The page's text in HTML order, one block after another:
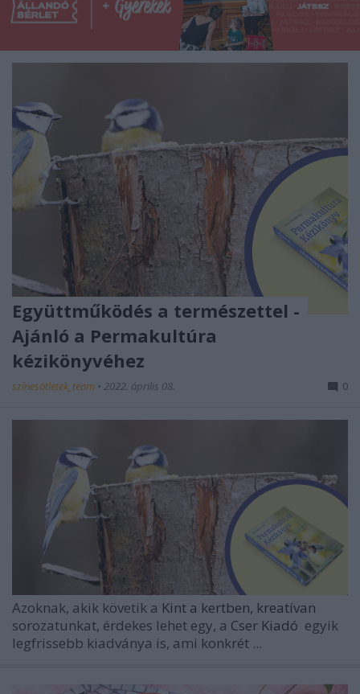
Együttműködés a természettel -
Ajánló a Permakultúra
kézikönyvéhez
színesötletek_team • 2022. április 08. 0
Azoknak, akik követik a Kint a kertben, kreatívan
sorozatunkat, érdekes lehet egy, a Cser Kiadó egyik
legfrissebb kiadványa is, ami konkrét ...